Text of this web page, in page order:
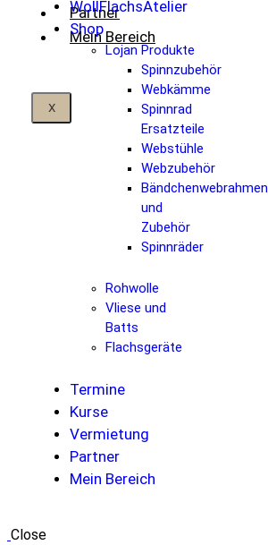
Partner
Mein Bereich
X
WollFlachsAtelier
Shop
Lojan Produkte
Spinnzubehör
Webkämme
Spinnrad
Ersatzteile
Webstühle
Webzubehör
Bändchenwebrahmen
und
Zubehör
Spinnräder
Rohwolle
Vliese und
Batts
Flachsgeräte
Termine
Kurse
Vermietung
Partner
Mein Bereich
Close